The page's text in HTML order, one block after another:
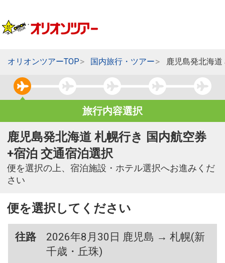
オリオンツアーTOP 国内旅行・ツアー 鹿児島発北海
旅行内容選択
鹿児島発北海道 札幌行き 国内航空券
+宿泊 交通宿泊選択
便を選択の上、宿泊施設・ホテル選択へお進みくだ
さい
便を選択してください
往路
2026年8月30日 鹿児島 → 札幌(新
千歳・丘珠)